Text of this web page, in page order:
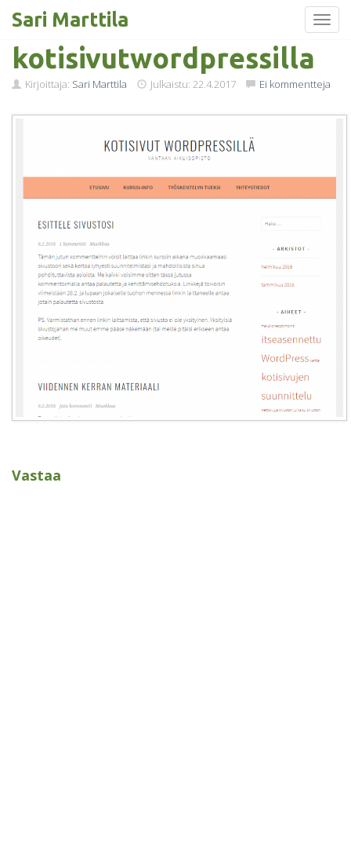
Skip
content
Sari Marttila
kotisivutwordpressilla
Kirjoittaja: Sari Marttila Julkaistu: 22.4.2017 Ei kommentteja
Vastaa